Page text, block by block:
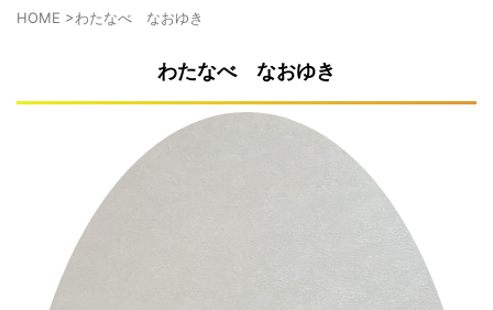
HOME >わたなべ なおゆき
わたなべ なおゆき